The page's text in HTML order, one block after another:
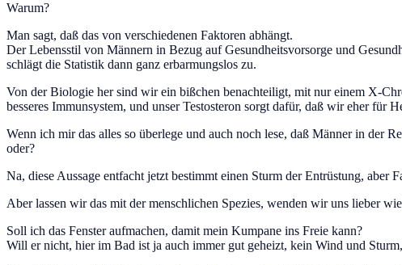
Warum?
Man sagt, daß das von verschiedenen Faktoren abhängt.
Der Lebensstil von Männern in Bezug auf Gesundheitsvorsorge und
schlägt die Statistik dann ganz erbarmungslos zu.
Von der Biologie her sind wir ein bißchen benachteiligt, mit nur einem X-
besseres Immunsystem, und unser Testosteron sorgt dafür, daß wir eher für
Wenn ich mir das alles so überlege und auch noch lese, daß Männer in der
oder?
Na, diese Aussage entfacht jetzt bestimmt einen Sturm der Entrüstung,
Aber lassen wir das mit der menschlichen Spezies, wenden wir uns lieber
Soll ich das Fenster aufmachen, damit mein Kumpane ins Freie kann?
Will er nicht, hier im Bad ist ja auch immer gut geheizt, kein Wind und